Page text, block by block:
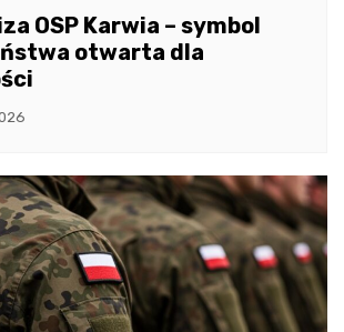
OSP Karwia – symbol
otwarta dla